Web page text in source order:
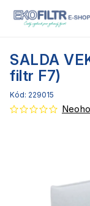
SALDA
filtr F7)
Kód: 229015